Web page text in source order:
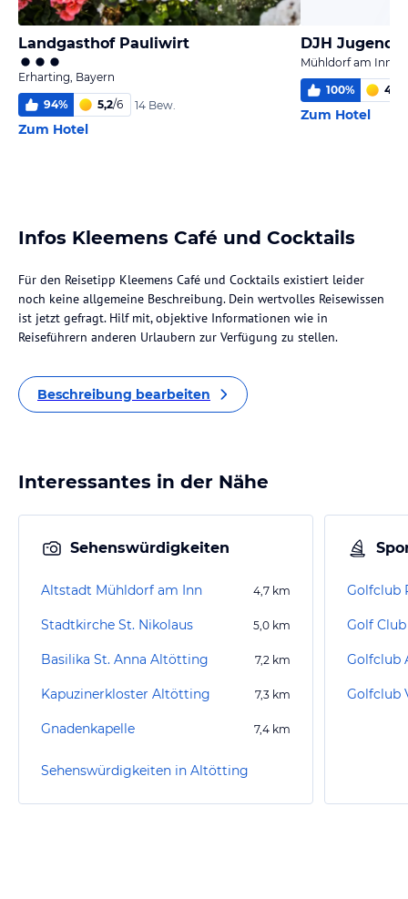
Landgasthof Pauliwirt
Erharting, Bayern
94% 5,2/6 14 Bew.
Zum Hotel
DJH
Mühldorf am Inn,
100% 4,3
Zum Hotel
Infos Kleemens Café und Cocktails
Für den Reisetipp Kleemens Café und Cocktails existiert leider
noch keine allgemeine Beschreibung. Dein wertvolles Reisewissen
ist jetzt gefragt. Hilf mit, objektive Informationen wie in
Reiseführern anderen Urlaubern zur Verfügung zu stellen.
Beschreibung bearbeiten
Interessantes in der Nähe
Sehenswürdigkeiten
Altstadt Mühldorf am Inn 4,7 km
Stadtkirche St. Nikolaus 5,0 km
Basilika St. Anna Altötting 7,2 km
Kapuzinerkloster Altötting 7,3 km
Gnadenkapelle 7,4 km
Sehenswürdigkeiten in Altötting
Golfclub
Golfclub